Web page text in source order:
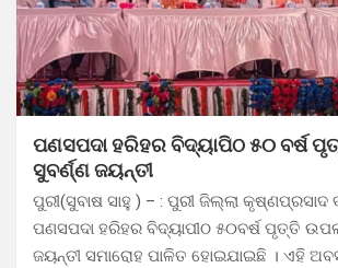
ପଣସପଦା ହରିହର ବିଦ୍ୟାପିଠ ୫୦ ବର୍ଷ
ସୁବର୍ଣ୍ଣ ଜୟନ୍ତୀ
ପୁରୀ(ସୁବାଷ ସାହୁ ) – : ପୁରୀ ଜିଲ୍ଲା
ପଣସପଦା ହରିହର ବିଦ୍ୟାପୀଠ ୫୦ବର୍ଷ ପୃତ୍ତି
ଜୟନ୍ତୀ ସମାରୋହ ପାଳିତ ହୋଇଯାଇଛି । ଏହି